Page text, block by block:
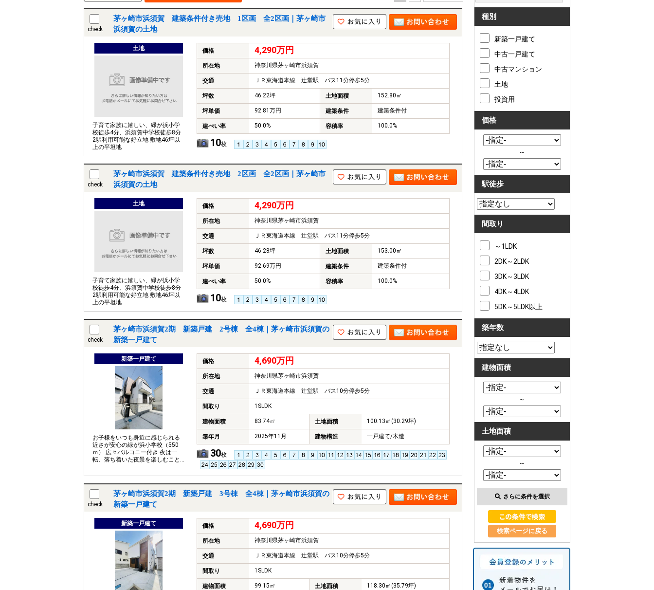
check
茅ヶ崎市浜須賀 建築条件付き売地 1区画 全2区画｜茅ヶ崎市
浜須賀の土地
土地
子育て家族に嬉しい、緑が浜小学
校徒歩4分、浜須賀中学校徒歩8分
2駅利用可能な好立地 敷地46坪以
上の平坦地
価格 4,290万円
所在地 神奈川県茅ヶ崎市浜須賀
交通 ＪＲ東海道本線 辻堂駅 バス11分停歩5分
坪数 46.22坪 土地面積 152.80㎡
坪単価 92.81万円 建築条件 建築条件付
建ぺい率 50.0% 容積率 100.0%
10枚
check
茅ヶ崎市浜須賀 建築条件付き売地 2区画 全2区画｜茅ヶ崎市
浜須賀の土地
土地
子育て家族に嬉しい、緑が浜小学
校徒歩4分、浜須賀中学校徒歩8分
2駅利用可能な好立地 敷地46坪以
上の平坦地
価格 4,290万円
所在地 神奈川県茅ヶ崎市浜須賀
交通 ＪＲ東海道本線 辻堂駅 バス11分停歩5分
坪数 46.28坪 土地面積 153.00㎡
坪単価 92.69万円 建築条件 建築条件付
建ぺい率 50.0% 容積率 100.0%
10枚
check
茅ヶ崎市浜須賀2期 新築戸建 2号棟 全4棟｜茅ヶ崎市浜須賀の
新築一戸建て
新築一戸建て
お子様をいつも身近に感じられる
近さが安心の緑が浜小学校（550
ｍ） 広々バルコニー付き 夜は一
転、落ち着いた夜景を楽しむこと
も増えます
価格 4,690万円
所在地 神奈川県茅ヶ崎市浜須賀
交通 ＪＲ東海道本線 辻堂駅 バス10分停歩5分
間取り 1SLDK
建物面積 83.74㎡ 土地面積 100.13㎡(30.29坪)
築年月 2025年11月 建物構造 一戸建て/木造
30枚
check
茅ヶ崎市浜須賀2期 新築戸建 3号棟 全4棟｜茅ヶ崎市浜須賀の
新築一戸建て
新築一戸建て 価格 4,690万円
所在地 神奈川県茅ヶ崎市浜須賀
交通 ＪＲ東海道本線 辻堂駅 バス10分停歩5分
間取り 1SLDK
建物面積 99.15㎡ 土地面積 118.30㎡(35.79坪)
種別
新築一戸建て
中古一戸建て
中古マンション
土地
投資用
価格
～
駅徒歩
間取り
～1LDK
2DK～2LDK
3DK～3LDK
4DK～4LDK
5DK～5LDK以上
築年数
建物面積
～
土地面積
～
さらに条件を選択
検索ページに戻る